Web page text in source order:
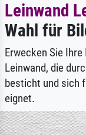
Suchen Sie nach
oder Stilen – z.B.
Sternennacht,
Hokusai,
Leinwand
Wahl für
Erwecken Sie
Leinwand, die
besticht und sich
eignet.